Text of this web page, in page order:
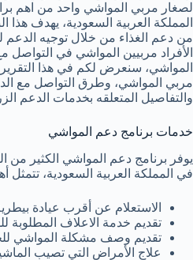
لصغار مربي المواشي واحد من اهم
المملكة العربية السعودية، يهدف هذا
من دعم الغذاء من خلال توجيه الدعم
الأفراد مربيين المواشي في
المواشي، سنعرض لكم في هذا
مربي المواشي، وطرق التواصل مع
والتفاصيل المتعلقه بخدمات الدعم
خدمات برنامج دعم المواشي
يوفر برنامج دعم المواشي الكثير من
في المملكة العربية السعودية، تتمثل
الاستعلام عن أقرب عيادة
تقديم خدمة الاعلاف المطلوبة
تقديم وصف مشكلة المواشي
علاج الأمراض التي تصيب